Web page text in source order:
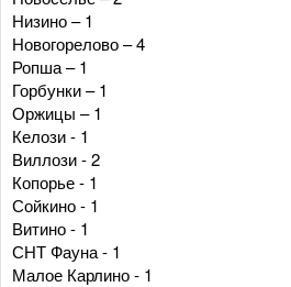
Низино – 1
Новогорелово – 4
Ропша – 1
Горбунки – 1
Оржицы – 1
Келози - 1
Виллози - 2
Копорье - 1
Сойкино - 1
Витино - 1
СНТ Фауна - 1
Малое Карлино - 1